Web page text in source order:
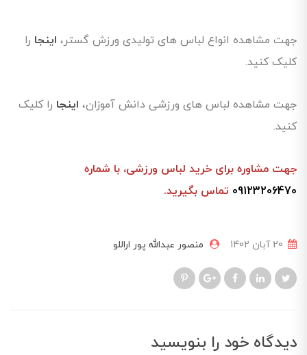
جهت مشاهده انواع لباس های تولیدی ورزش گستر، اینجا را
کلیک کنید.
جهت مشاهده لباس های ورزشی دانش آموزان، اینجا را کلیک
کنید.
جهت مشاوره برای خرید لباس ورزشی، با شماره
09123206470 تماس بگیرید.
منصور عبدالله پور اراللو
دیدگاه خود را بنویسید